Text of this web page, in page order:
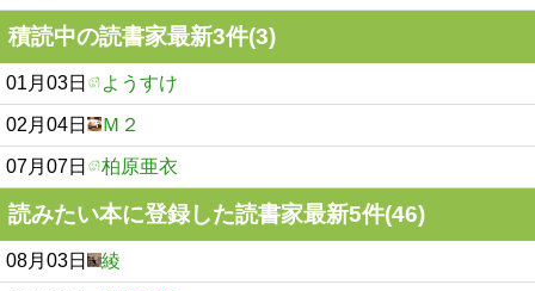
積読中の読書家最新3件(3)
01月03日 ようすけ
02月04日 Ｍ２
07月07日 柏原亜衣
読みたい本に登録した読書家最新5件(46)
08月03日 綾